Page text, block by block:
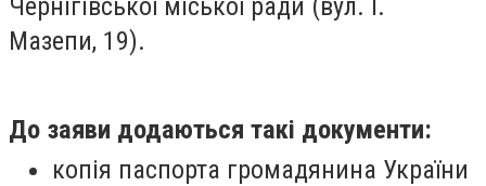
Чернігівської міської ради (вул. І.
Мазепи, 19).
До заяви додаються такі документи:
копія паспорта громадянина України